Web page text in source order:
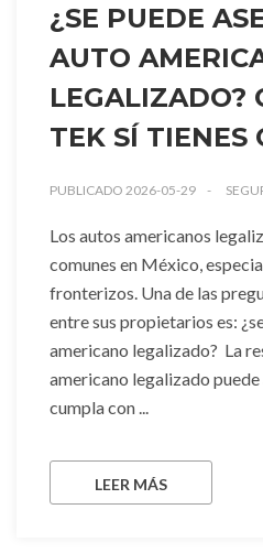
¿SE PUEDE
AUTO
LEGALIZADO?
TEK SÍ TIENES
PUBLICADO 2026-05-29
Los autos americanos
comunes en México,
fronterizos. Una de las
entre sus propietarios es:
americano legalizado? La
americano legalizado
cumpla con ...
LEER MÁS